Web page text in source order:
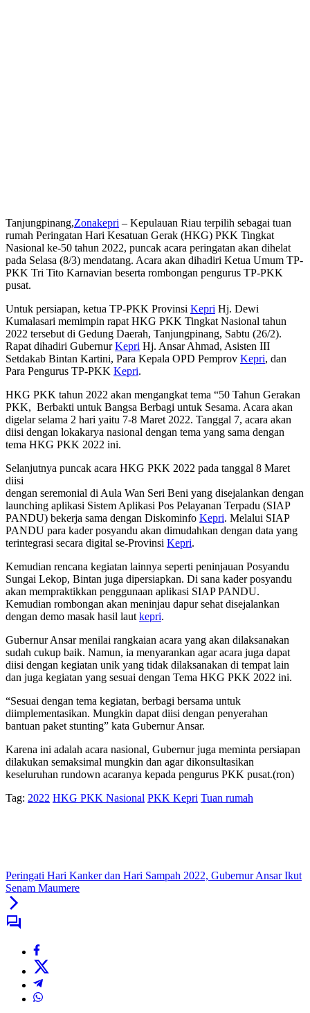
Tanjungpinang,Zonakepri – Kepulauan Riau terpilih sebagai tuan
rumah Peringatan Hari Kesatuan Gerak (HKG) PKK Tingkat
Nasional ke-50 tahun 2022, puncak acara peringatan akan dihelat
pada Selasa (8/3) mendatang. Acara akan dihadiri Ketua Umum TP-
PKK Tri Tito Karnavian beserta rombongan pengurus TP-PKK
pusat.
Untuk persiapan, ketua TP-PKK Provinsi Kepri Hj. Dewi
Kumalasari memimpin rapat HKG PKK Tingkat Nasional tahun
2022 tersebut di Gedung Daerah, Tanjungpinang, Sabtu (26/2).
Rapat dihadiri GubernurKepri Hj. Ansar Ahmad, Asisten III
Setdakab Bintan Kartini, Para Kepala OPD Pemprov Kepri, dan
Para Pengurus TP-PKK Kepri.
HKG PKK tahun 2022 akan mengangkat tema “50 Tahun Gerakan
PKK, Berbakti untuk Bangsa Berbagi untuk Sesama. Acara akan
digelar selama 2 hari yaitu 7-8 Maret 2022. Tanggal 7, acara akan
diisi dengan lokakarya nasional dengan tema yang sama dengan
tema HKG PKK 2022 ini.
Selanjutnya puncak acara HKG PKK 2022 pada tanggal 8 Maret
diisi
dengan seremonial di Aula Wan Seri Beni yang disejalankan dengan
launching aplikasi Sistem Aplikasi Pos Pelayanan Terpadu (SIAP
PANDU) bekerja sama dengan Diskominfo Kepri. Melalui SIAP
PANDU para kader posyandu akan dimudahkan dengan data yang
terintegrasi secara digital se-Provinsi Kepri.
Kemudian rencana kegiatan lainnya seperti peninjauan Posyandu
Sungai Lekop, Bintan juga dipersiapkan. Di sana kader posyandu
akan mempraktikkan penggunaan aplikasi SIAP PANDU.
Kemudian rombongan akan meninjau dapur sehat disejalankan
dengan demo masak hasil laut kepri.
Gubernur Ansar menilai rangkaian acara yang akan dilaksanakan
sudah cukup baik. Namun, ia menyarankan agar acara juga dapat
diisi dengan kegiatan unik yang tidak dilaksanakan di tempat lain
dan juga kegiatan yang sesuai dengan Tema HKG PKK 2022 ini.
“Sesuai dengan tema kegiatan, berbagi bersama untuk
diimplementasikan. Mungkin dapat diisi dengan penyerahan
bantuan paket stunting” kata Gubernur Ansar.
Karena ini adalah acara nasional, Gubernur juga meminta persiapan
dilakukan semaksimal mungkin dan agar dikonsultasikan
keseluruhan rundown acaranya kepada pengurus PKK pusat.(ron)
Tag: 2022 HKG PKK Nasional PKK Kepri Tuan rumah
Peringati Hari Kanker dan Hari Sampah 2022, Gubernur Ansar Ikut
Senam Maumere